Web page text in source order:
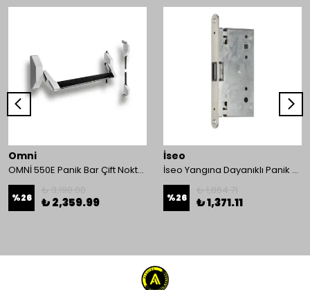
Omni
OMNİ 550E Panik Bar Çift Nokta Yüzey Tip
%26 ₺ 2,359.99
İseo
İseo Yangına Dayanıklı Panik Fonksiyonlu Pasif Kanat İçin Gömme Kilit
%26 ₺ 1,371.11